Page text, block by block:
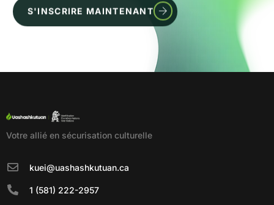
S'INSCRIRE MAINTENANT
Votre allié en sécurisation culturelle
kuei@uashashkutuan.ca
1 (581) 222-2957